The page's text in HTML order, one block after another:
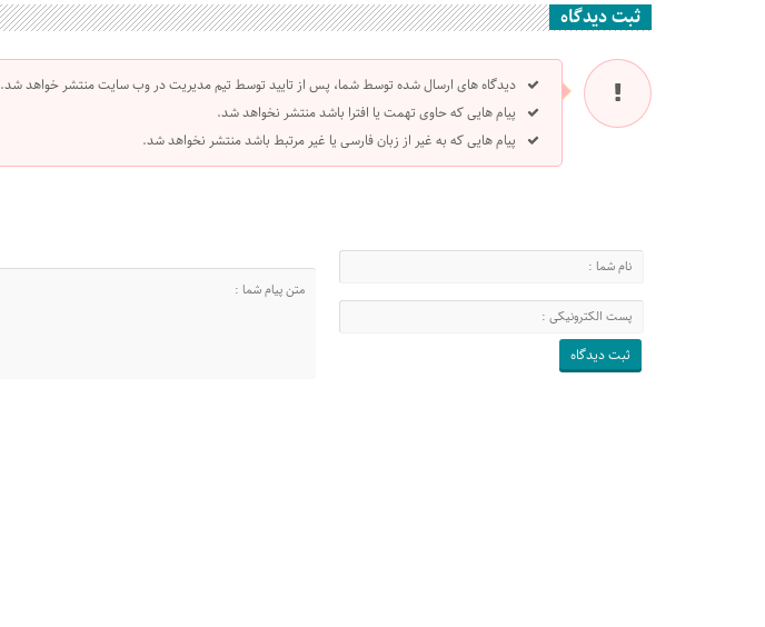
ثبت دیدگاه
دیدگاه های ارسال شده توسط شما، پس از تایید توسط تیم مدیریت در وب سایت منتشر خواهد شد.
پیام هایی که حاوی تهمت یا افترا باشد منتشر نخواهد شد.
پیام هایی که به غیر از زبان فارسی یا غیر مرتبط باشد منتشر نخواهد شد.